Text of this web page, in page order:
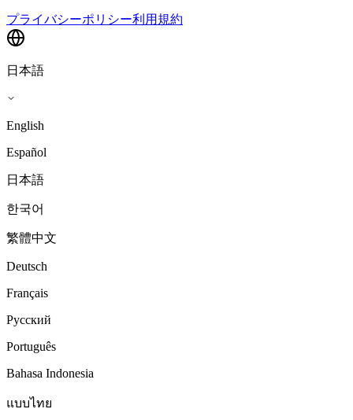
プライバシーポリシー利用規約
日本語
English
Español
日本語
한국어
繁體中文
Deutsch
Français
Русский
Português
Bahasa Indonesia
แบบไทย